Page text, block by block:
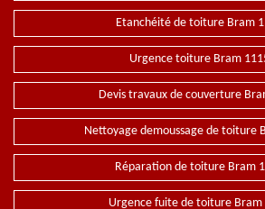
Etanchéité de toiture Bram
Urgence toiture Bram
Devis travaux de couverture
Nettoyage demoussage de toiture
Réparation de toiture Bram
Urgence fuite de toiture Bram